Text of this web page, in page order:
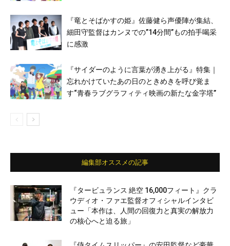
『竜とそばかすの姫』佐藤健ら声優陣が集結、
細田守監督はカンヌでの”14分間”もの拍手喝采
に感激
『サイダーのように言葉が湧き上がる』特集｜
忘れかけていたあの日のときめきを呼び覚ま
す“青春ラブグラフィティ映画の新たな金字塔”
編集部オススメの記事
『タービュランス 絶空 16,000フィート』クラ
ウディオ・ファエ監督オフィシャルインタビ
ュー「本作は、人間の回復力と真実の解放力
の核心へと迫る旅」